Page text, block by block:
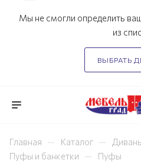
Мы не смогли определить
из
ВЫБРАТЬ
Главная — Каталог —
Пуфы и банкетки — Пуфы